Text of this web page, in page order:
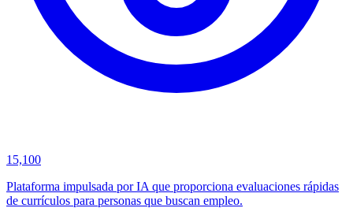
15,100
Plataforma impulsada por IA que proporciona evaluaciones rápidas
de currículos para personas que buscan empleo.